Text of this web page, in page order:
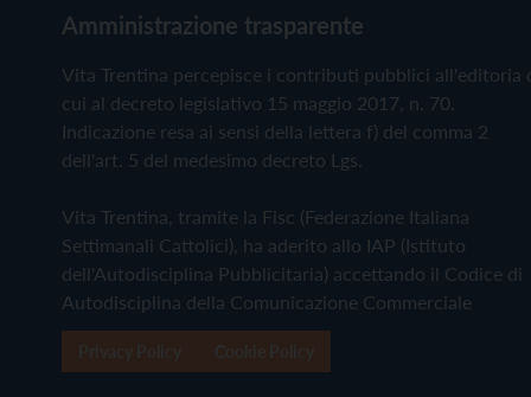
Amministrazione trasparente
Vita Trentina percepisce i contributi pubblici all'editoria
cui al decreto legislativo 15 maggio 2017, n. 70.
Indicazione resa ai sensi della lettera f) del comma 2
dell'art. 5 del medesimo decreto Lgs.
Vita Trentina, tramite la Fisc (Federazione Italiana
Settimanali Cattolici), ha aderito allo IAP (Istituto
dell'Autodisciplina Pubblicitaria) accettando il Codice di
Autodisciplina della Comunicazione Commerciale